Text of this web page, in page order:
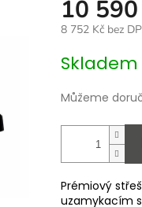
10
8 752 Kč bez
cena:
Skladem
Můžeme
Prémiový
uzamykacím